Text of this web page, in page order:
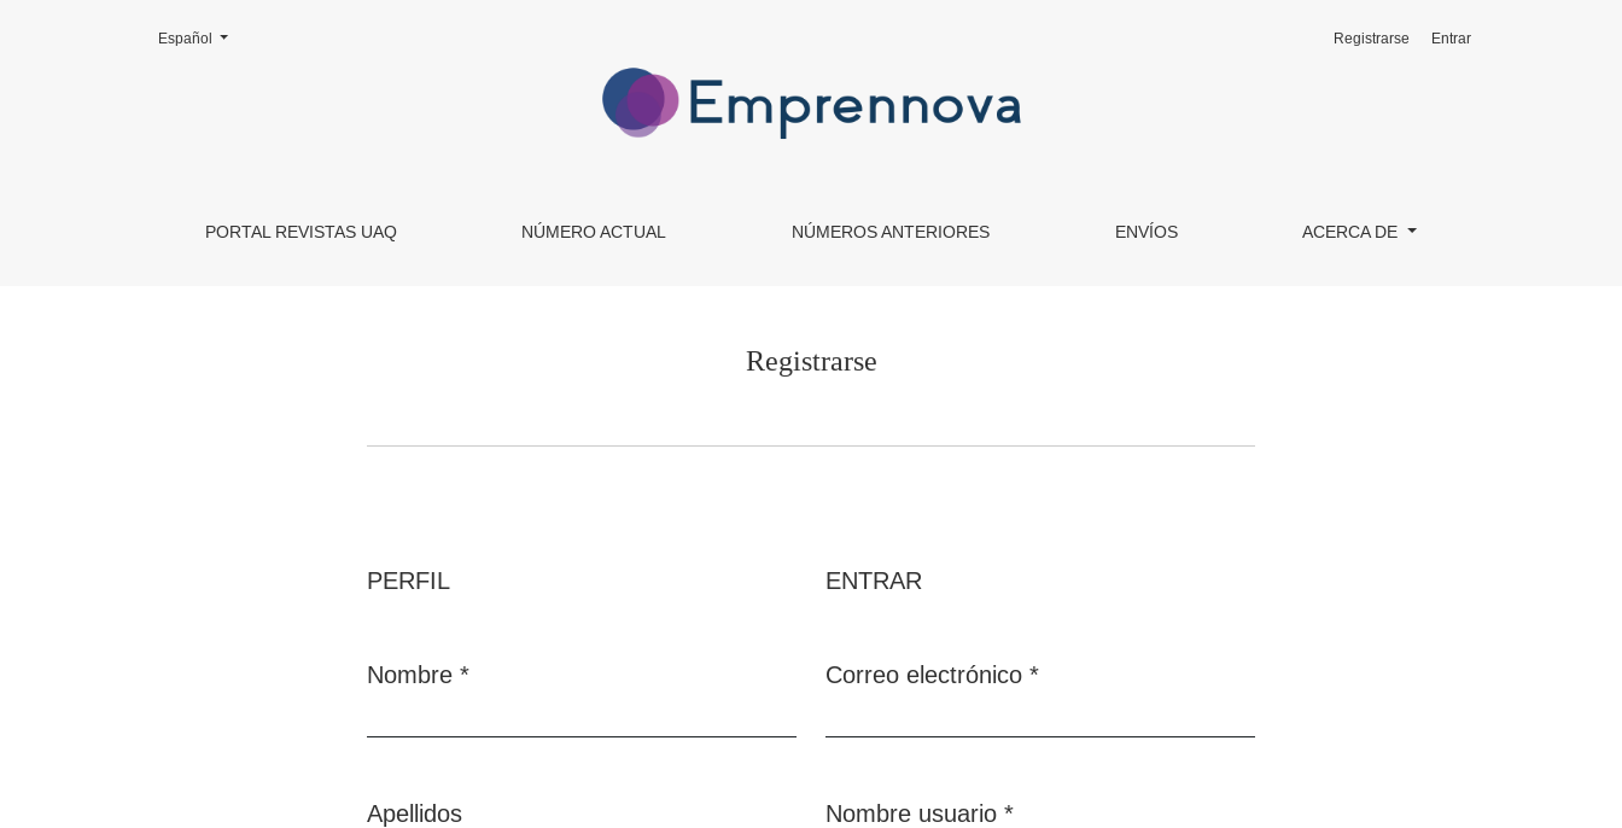
Registrarse
PORTAL REVISTAS UAQ NÚMERO ACTUAL NÚMEROS ANTERIORES ENVÍOS ACERCA DE
Registrarse Entrar
Cambiar el idioma. El actual es:
Español
Registrarse
PERFIL
Nombre *
Apellidos
ENTRAR
Correo electrónico *
Nombre usuario *